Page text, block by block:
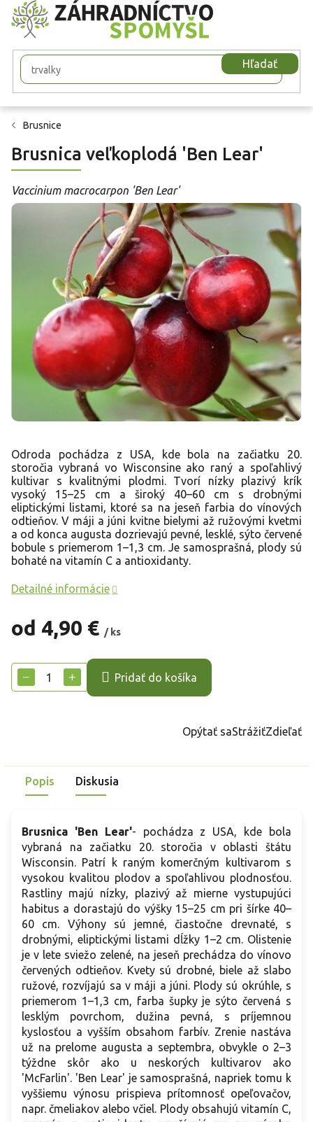
Prejsť
na
obsah
Hľadať
Brusnice
Brusnica veľkoplodá 'Ben Lear'
Vaccinium macrocarpon 'Ben Lear'
od 4,90 € / ks
cena:
+
− Pridať do košíka
Odroda pochádza z USA, kde bola na začiatku 20.
storočia vybraná vo Wisconsine ako raný a spoľahlivý
kultivar s kvalitnými plodmi. Tvorí nízky plazivý krík
vysoký 15–25 cm a široký 40–60 cm s drobnými
eliptickými listami, ktoré sa na jeseň farbia do vínových
odtieňov. V máji a júni kvitne bielymi až ružovými kvetmi
a od konca augusta dozrievajú pevné, lesklé, sýto červené
bobule s priemerom 1–1,3 cm. Je samosprašná, plody sú
bohaté na vitamín C a antioxidanty.
Detailné informácie
Opýtať saStrážiťZdieľať
Popis Diskusia
Brusnica 'Ben Lear'- pochádza z USA, kde bola
vybraná na začiatku 20. storočia v oblasti štátu
Wisconsin. Patrí k raným komerčným kultivarom s
vysokou kvalitou plodov a spoľahlivou plodnosťou.
Rastliny majú nízky, plazivý až mierne vystupujúci
habitus a dorastajú do výšky 15–25 cm pri šírke 40–
60 cm. Výhony sú jemné, čiastočne drevnaté, s
drobnými, eliptickými listami dĺžky 1–2 cm. Olistenie
je v lete sviežo zelené, na jeseň prechádza do vínovo
červených odtieňov. Kvety sú drobné, biele až slabo
ružové, rozvíjajú sa v máji a júni. Plody sú okrúhle, s
priemerom 1–1,3 cm, farba šupky je sýto červená s
lesklým povrchom, dužina pevná, s príjemnou
kyslosťou a vyšším obsahom farbív. Zrenie nastáva
už na prelome augusta a septembra, obvykle o 2–3
týždne skôr ako u neskorých kultivarov ako
'McFarlin'. 'Ben Lear' je samosprašná, napriek tomu k
vyššiemu výnosu prispieva prítomnosť opeľovačov,
napr. čmeliakov alebo včiel. Plody obsahujú vitamín C,